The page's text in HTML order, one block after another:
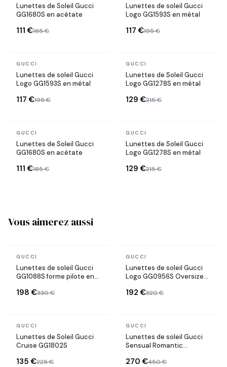
Lunettes de Soleil Gucci
GG1680S en acétate
111 €185 €
Lunettes de soleil Gucci
Logo GG1593S en métal
117 €195 €
En stock
GUCCI
Lunettes de soleil Gucci
Logo GG1593S en métal
117 €195 €
En stock
GUCCI
Lunettes de Soleil Gucci
Logo GG1278S en métal
129 €215 €
En stock
GUCCI
Lunettes de Soleil Gucci
GG1680S en acétate
111 €185 €
En stock
GUCCI
Lunettes de Soleil Gucci
Logo GG1278S en métal
129 €215 €
Vous aimerez aussi
En stock
GUCCI
Lunettes de soleil Gucci
GG1088S forme pilote en
198 €330 €
En stock
GUCCI
Lunettes de soleil Gucci
Logo GG0956S Oversize
192 €320 €
En stock
GUCCI
Lunettes de Soleil Gucci
Cruise GG1802S
135 €225 €
En stock
GUCCI
Lunettes de soleil Gucci
Sensual Romantic
270 €450 €